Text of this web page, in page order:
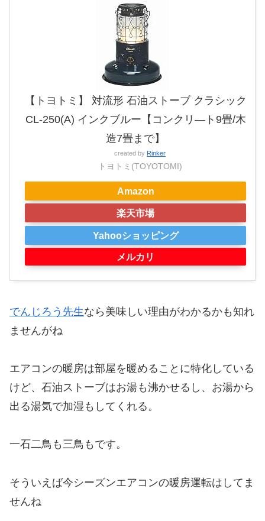
【トヨトミ】 対流形 石油ストーブ クラシック
CL-250(A) インクブルー【コンクリ―ト9畳/木
造7畳まで】
created by Rinker
トヨトミ(TOYOTOMI)
Amazon
楽天市場
Yahooショッピング
メルカリ
でんじろう先生なら美味しい理由がわかるかも知れ
ませんがね
エアコンの暖房は部屋を暖めることに特化している
けど、石油ストーブはお湯も沸かせるし、お湯から
出る湯気で加湿もしてくれる。
一石二鳥も三鳥もです。
そういえば今シーズンエアコンの暖房運転はしてま
せんね